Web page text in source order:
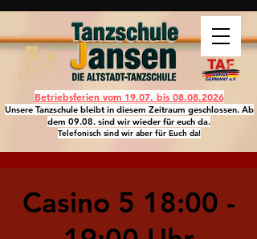
Betriebsferien vom 19.07. bis 08.08.2026
Unsere Tanzschule bleibt in diesem Zeitraum geschlossen. Ab
dem 09.08. sind wir wieder für euch da.
Telefonisch sind wir aber für Euch da!
Casino 5 18:00 -